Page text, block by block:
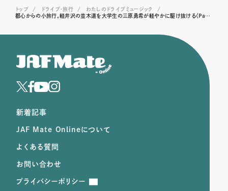
トップ ドライブ･旅行
わたしのドライブミュージック
都心からの小旅行。軽井沢の並木道を大学生の三原勇希が軽やかに駆け抜ける〈Pacific！／Disappear〉
新着記事
JAF Mate Onlineについて
よくある質問
お問い合わせ
プライバシーポリシー